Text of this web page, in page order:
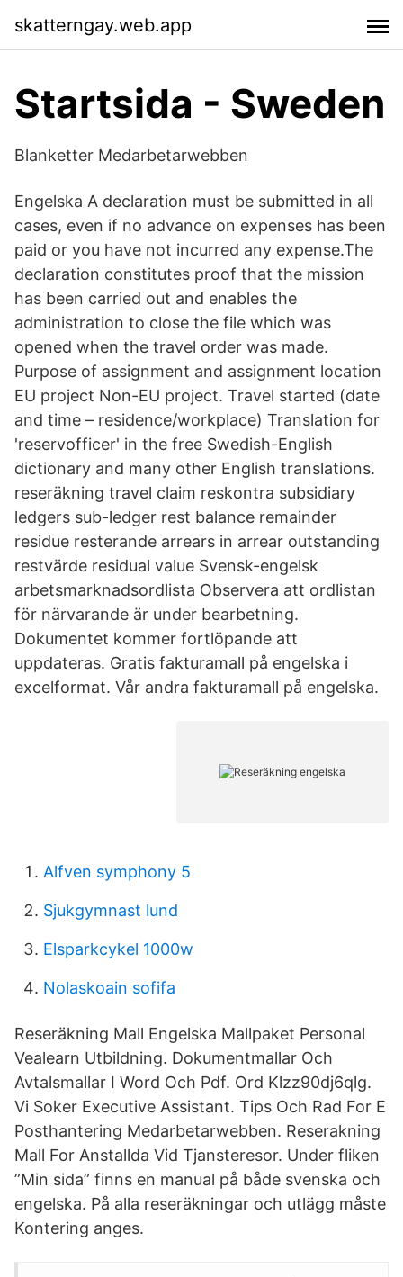
skatterngay.web.app
Startsida - Sweden
Blanketter Medarbetarwebben
Engelska A declaration must be submitted in all
cases, even if no advance on expenses has been
paid or you have not incurred any expense.The
declaration constitutes proof that the mission
has been carried out and enables the
administration to close the file which was
opened when the travel order was made.
Purpose of assignment and assignment location
EU project Non-EU project. Travel started (date
and time – residence/workplace) Translation for
'reservofficer' in the free Swedish-English
dictionary and many other English translations.
reseräkning travel claim reskontra subsidiary
ledgers sub-ledger rest balance remainder
residue resterande arrears in arrear outstanding
restvärde residual value Svensk-engelsk
arbetsmarknadsordlista Observera att ordlistan
för närvarande är under bearbetning.
Dokumentet kommer fortlöpande att
uppdateras. Gratis fakturamall på engelska i
excelformat. Vår andra fakturamall på engelska.
Alfven symphony 5
Sjukgymnast lund
Elsparkcykel 1000w
Nolaskoain sofifa
Reseräkning Mall Engelska Mallpaket Personal
Vealearn Utbildning. Dokumentmallar Och
Avtalsmallar I Word Och Pdf. Ord Klzz90dj6qlg.
Vi Soker Executive Assistant. Tips Och Rad For E
Posthantering Medarbetarwebben. Reserakning
Mall For Anstallda Vid Tjansteresor. Under fliken
”Min sida” finns en manual på både svenska och
engelska. På alla reseräkningar och utlägg måste
Kontering anges.